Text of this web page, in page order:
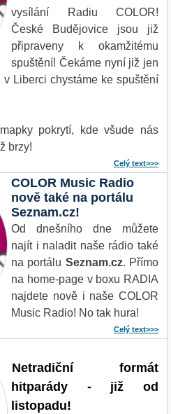
vysílání Radiu COLOR!
České Budějovice jsou již
připraveny k okamžitému
spuštění! Čekáme nyní již jen
Liberci chystáme ke spuštění
pokrytí, kde všude nás
brzy!
Celý text>>>
COLOR Music Radio
nově také na portálu
Seznam.cz!
Od dnešního dne můžete
najít i naladit naše rádio také
na portálu Seznam.cz. Přímo
na home-page v boxu RADIA
najdete nově i naše COLOR
Music Radio! No tak hura!
Celý text>>>
Netradiční formát
hitparády - již od
listopadu!